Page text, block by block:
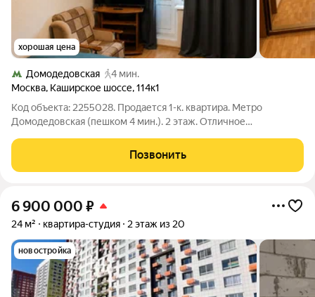
хорошая цена
Домодедовская
4 мин.
Москва, Каширское шоссе,114к1
Код объекта: 2255028. Продается 1-к. квартира. Метро
Домодедовская (пешком 4 мин.). 2 этаж. Отличное
Квартира полностью готова к проживанию и не требует
дополнительных вложений. Характеристики: -
Позвонить
6 900 000 ₽
24 м² квартира-студия 2 этаж из 20
новостройка